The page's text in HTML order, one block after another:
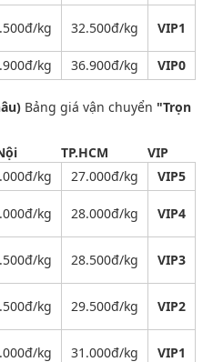
kg 32.500đ/kg VIP1
kg 36.900đ/kg VIP0
Bảng giá vận chuyển "Trọn
TP.HCM
VIP
kg 27.000đ/kg
VIP5
kg 28.000đ/kg VIP4
kg 28.500đ/kg VIP3
kg 29.500đ/kg VIP2
kg 31.000đ/kg VIP1